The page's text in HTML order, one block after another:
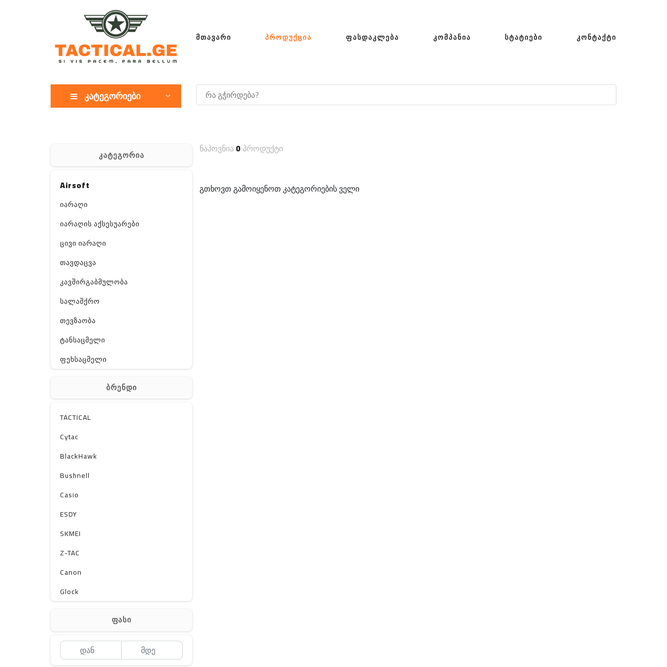
ᲛᲗᲐᲕᲐᲠᲘ ᲞᲠᲝᲓᲣᲥᲪᲘᲐ ᲤᲐᲡᲓᲐᲙᲚᲔᲑᲐ ᲙᲝᲛᲞᲐᲜᲘᲐ ᲡᲢᲐᲢᲘᲔᲑᲘ ᲙᲝᲜᲢᲐᲥᲢᲘ
კატეგორიები
კატეგორია
Airsoft
იარაღი
იარაღის აქსესუარები
ცივი იარაღი
თავდაცვა
კავშირგაბმულობა
სალაშქრო
თევზაობა
ტანსაცმელი
ფეხსაცმელი
სხვა
Off-Road
ბრენდი
TACTICAL
Cytac
BlackHawk
Bushnell
Casio
ESDY
SKMEI
Z-TAC
Canon
Glock
Lancer Tactical
ფასი
ნაპოვნია0 პროდუქტი
გთხოვთ გამოიყენოთ კატეგორიების ველი